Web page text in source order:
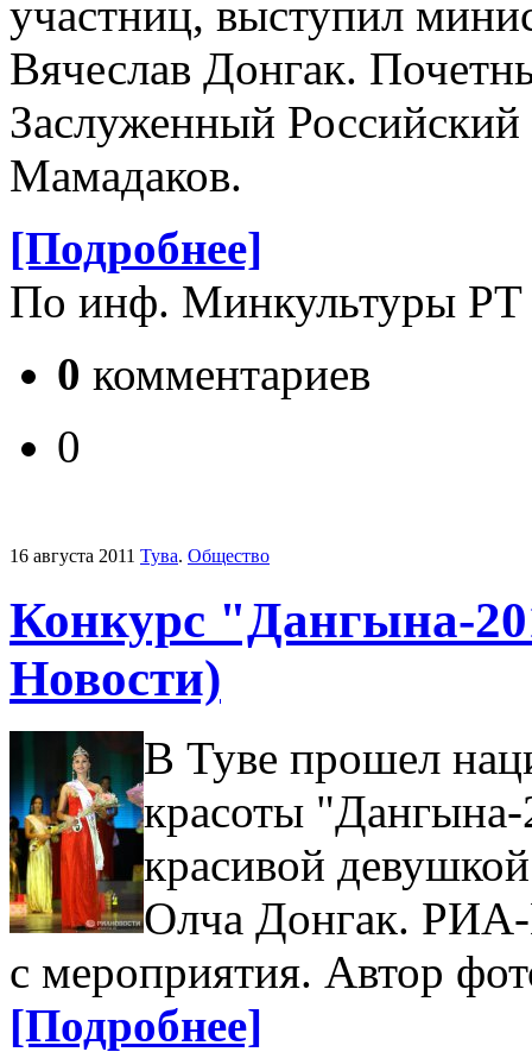
участниц, выступил
Вячеслав Донгак.
Заслуженный
Мамадаков.
[Подробнее]
По инф. Минкультуры РТ
0 комментариев
0
16 августа 2011 Тува. Общество
Конкурс "Дангына-
Новости)
В Туве прошел
красоты
красивой
Олча Донгак. РИА-
с мероприятия. Автор
[Подробнее]